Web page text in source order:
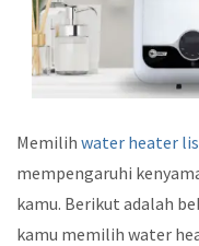
Memilih water heater
mempengaruhi
kamu. Berikut adalah
kamu memilih water